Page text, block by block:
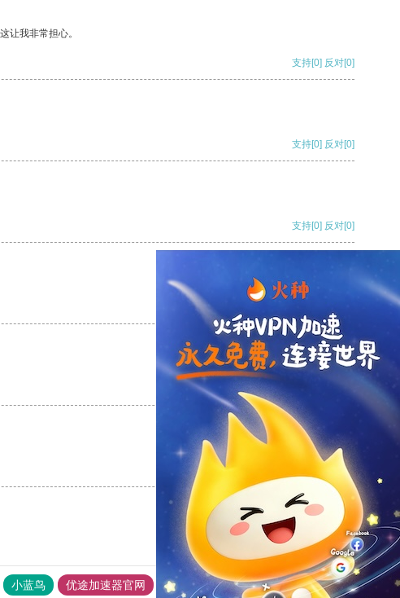
让我非常担心。
支持[0] 反对[0]
支持[0] 反对[0]
支持[0] 反对[0]
反对
反对[0]
小蓝鸟 优途加速器官网 风驰加速器 旋风加速器 八戒看书